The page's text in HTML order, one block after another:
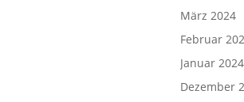
März 2024
Februar
Januar 2024
Dezember